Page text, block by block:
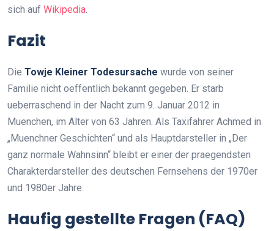
sich auf Wikipedia.
Fazit
Die Towje Kleiner Todesursache wurde von seiner
Familie nicht oeffentlich bekannt gegeben. Er starb
ueberraschend in der Nacht zum 9. Januar 2012 in
Muenchen, im Alter von 63 Jahren. Als Taxifahrer Achmed in
„Muenchner Geschichten“ und als Hauptdarsteller in „Der
ganz normale Wahnsinn“ bleibt er einer der praegendsten
Charakterdarsteller des deutschen Fernsehens der 1970er
und 1980er Jahre.
Haufig gestellte Fragen (FAQ)